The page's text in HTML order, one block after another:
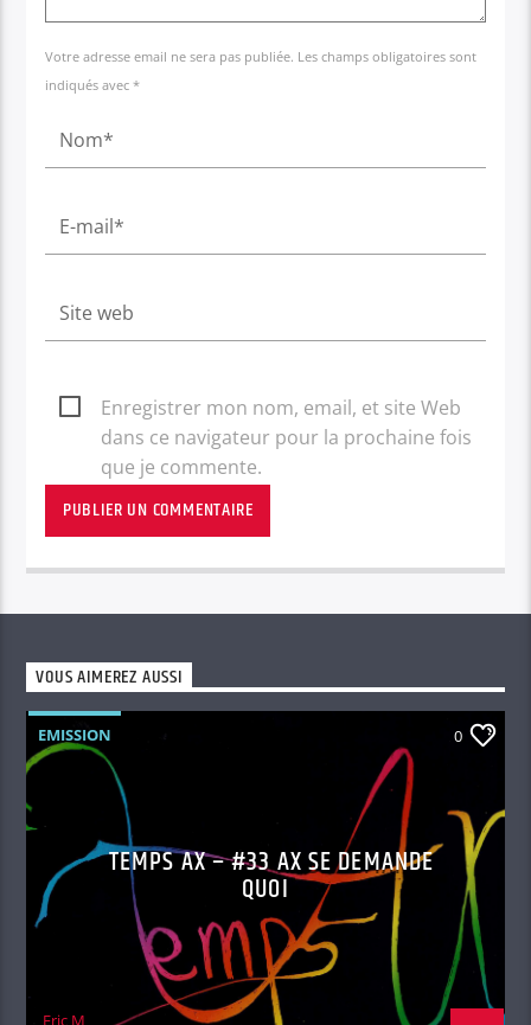
Votre adresse email ne sera pas publiée. Les champs obligatoires sont
indiqués avec *
Enregistrer mon nom, email, et site Web
dans ce navigateur pour la prochaine fois
que je commente.
VOUS AIMEREZ AUSSI
EMISSION 0
TEMPS AX – #33 AX SE DEMANDE
QUOI